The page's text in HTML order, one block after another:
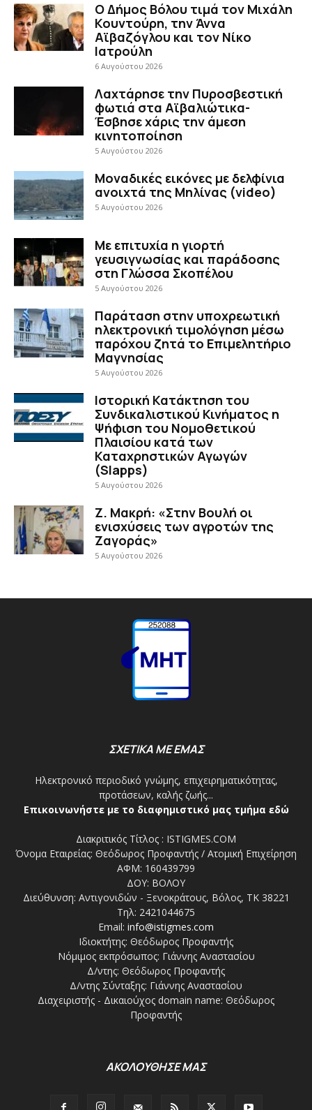
Ο Δήμος Βόλου τιμά τον Μιχάλη
Κουντούρη, την Άννα
Αϊβαζόγλου και τον Νίκο
Ιατρούλη
6 Αυγούστου 2026
Λαχτάρησε την Πυροσβεστική
φωτιά στα Αϊβαλιώτικα-
Έσβησε χάρις την άμεση
κινητοποίηση
5 Αυγούστου 2026
Μοναδικές εικόνες με δελφίνια
ανοιχτά της Μηλίνας (video)
5 Αυγούστου 2026
Με επιτυχία η γιορτή
γευσιγνωσίας και παράδοσης
στη Γλώσσα Σκοπέλου
5 Αυγούστου 2026
Παράταση στην υποχρεωτική
ηλεκτρονική τιμολόγηση μέσω
παρόχου ζητά το Επιμελητήριο
Μαγνησίας
5 Αυγούστου 2026
Ιστορική Κατάκτηση του
Συνδικαλιστικού Κινήματος η
Ψήφιση του Νομοθετικού
Πλαισίου κατά των
Καταχρηστικών Αγωγών
(Slapps)
5 Αυγούστου 2026
Ζ. Μακρή: «Στην Βουλή οι
ενισχύσεις των αγροτών της
Ζαγοράς»
5 Αυγούστου 2026
ΣΧΕΤΙΚΑ ΜΕ ΕΜΑΣ
Ηλεκτρονικό περιοδικό γνώμης, επιχειρηματικότητας,
προτάσεων, καλής ζωής...
Επικοινωνήστε με το διαφημιστικό μας τμήμα εδώ
Διακριτικός Τίτλος : ISTIGMES.COM
Όνομα Εταιρείας: Θεόδωρος Προφαντής / Ατομική Επιχείρηση
ΑΦΜ: 160439799
ΔΟΥ: ΒΟΛΟΥ
Διεύθυνση: Αντιγονιδών - Ξενοκράτους, Βόλος, ΤΚ 38221
Τηλ: 2421044675
Email: info@istigmes.com
Ιδιοκτήτης: Θεόδωρος Προφαντής
Νόμιμος εκπρόσωπος: Γιάννης Αναστασίου
Δ/ντης: Θεόδωρος Προφαντής
Δ/ντης Σύνταξης: Γιάννης Αναστασίου
Διαχειριστής - Δικαιούχος domain name: Θεόδωρος
Προφαντής
ΑΚΟΛΟΥΘΗΣΕ ΜΑΣ